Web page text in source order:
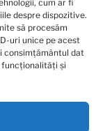
cum ar fi
despre dispozitive.
să procesăm
uri unice pe acest
consimțământul dat
funcționalități și